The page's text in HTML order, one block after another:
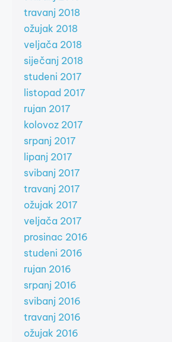
travanj 2018
ožujak 2018
veljača 2018
siječanj 2018
studeni 2017
listopad 2017
rujan 2017
kolovoz 2017
srpanj 2017
lipanj 2017
svibanj 2017
travanj 2017
ožujak 2017
veljača 2017
prosinac 2016
studeni 2016
rujan 2016
srpanj 2016
svibanj 2016
travanj 2016
ožujak 2016